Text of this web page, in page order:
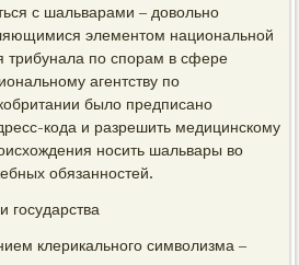
с шальварами – довольно
элементом национальной
по спорам в сфере
агентству по
было предписано
кода и разрешить медицинскому
носить шальвары во
обязанностей.
государства
клерикального символизма –